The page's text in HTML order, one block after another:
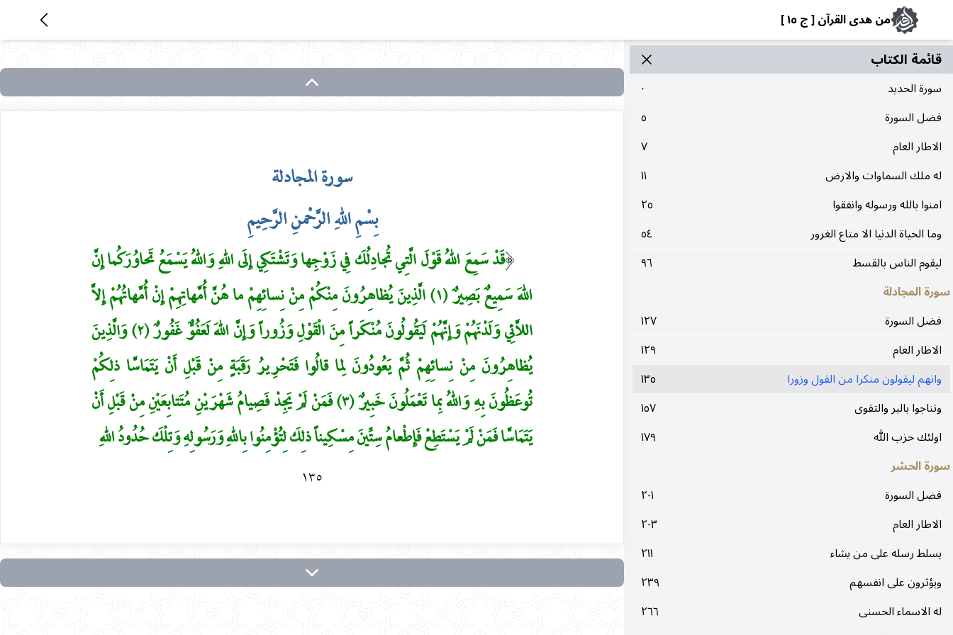
من هدى القرآن [ ج ١٥ ]
قائمة الکتاب
سورة الحديد
٠
فضل السورة
٥
الاطار العام
٧
له ملك السماوات والارض
١١
امنوا بالله ورسوله وانفقوا
٢٥
وما الحياة الدنيا الا متاع الغرور
٥٤
ليقوم الناس بالقسط
٩٦
سورة المجادلة
فضل السورة
١٢٧
الاطار العام
١٢٩
وانهم ليقولون منكرا من القول وزورا
١٣٥
وتناجوا بالبر والتقوى
١٥٧
اولئك حزب الله
١٧٩
سورة الحشر
فضل السورة
٢٠١
الاطار العام
٢٠٣
يسلط رسله على من يشاء
٢١١
ويؤثرون على انفسهم
٢٣٩
له الاسماء الحسنى
٢٦٦
البحث
البحث
في
سورة المجادلة
بِسْمِ اللهِ الرَّحْمنِ الرَّحِيمِ
(قَدْ سَمِعَ اللهُ قَوْلَ الَّتِي تُجادِلُكَ فِي زَوْجِها وَتَشْتَكِي إِلَى اللهِ وَاللهُ يَسْمَعُ تَحاوُرَكُما إِنَّ
اللهَ سَمِيعٌ بَصِيرٌ (١) الَّذِينَ يُظاهِرُونَ مِنْكُمْ مِنْ نِسائِهِمْ ما هُنَّ أُمَّهاتِهِمْ إِنْ أُمَّهاتُهُمْ إِلاَّ
اللاَّئِي وَلَدْنَهُمْ وَإِنَّهُمْ لَيَقُولُونَ مُنْكَراً مِنَ الْقَوْلِ وَزُوراً وَإِنَّ اللهَ لَعَفُوٌّ غَفُورٌ (٢) وَالَّذِينَ
يُظاهِرُونَ مِنْ نِسائِهِمْ ثُمَّ يَعُودُونَ لِما قالُوا فَتَحْرِيرُ رَقَبَةٍ مِنْ قَبْلِ أَنْ يَتَمَاسَّا ذلِكُمْ
تُوعَظُونَ بِهِ وَاللهُ بِما تَعْمَلُونَ خَبِيرٌ (٣) فَمَنْ لَمْ يَجِدْ فَصِيامُ شَهْرَيْنِ مُتَتابِعَيْنِ مِنْ قَبْلِ أَنْ
يَتَمَاسَّا فَمَنْ لَمْ يَسْتَطِعْ فَإِطْعامُ سِتِّينَ مِسْكِيناً ذلِكَ لِتُؤْمِنُوا بِاللهِ وَرَسُولِهِ وَتِلْكَ حُدُودُ اللهِ
١٣٥